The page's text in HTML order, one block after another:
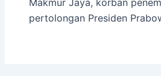
pertolongan Presiden